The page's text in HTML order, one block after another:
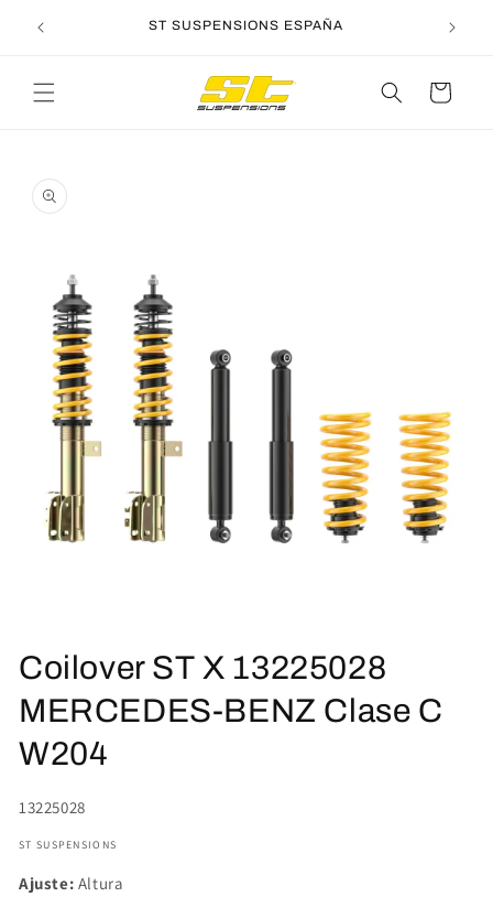
directamente
ST SUSPENSIONS ESPAÑA
Carrito
a la
información
multimedia
1
en
una
modal
Coilover ST X 13225028
MERCEDES-BENZ Clase C
W204
SKU:
13225028
ST SUSPENSIONS
Ajuste: Altura